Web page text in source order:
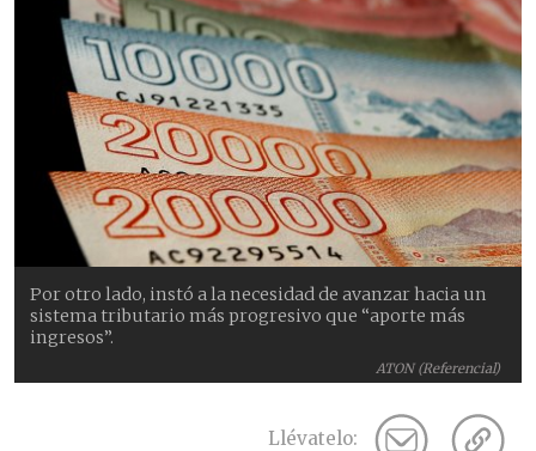
ATON (Referencial)
Por otro lado, instó a la necesidad de avanzar hacia un
sistema tributario más progresivo que “aporte más
ingresos”.
Llévatelo: